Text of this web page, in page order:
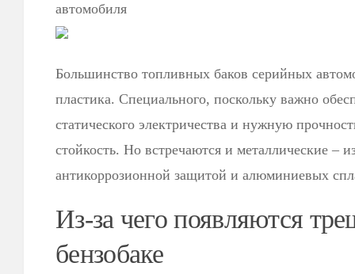
автомобиля
Большинство топливных баков серийных
пластика. Специального, поскольку важно
статического электричества и нужную
стойкость. Но встречаются и металлические –
антикоррозионной защитой и алюминиевых
Из-за чего появляются
бензобаке